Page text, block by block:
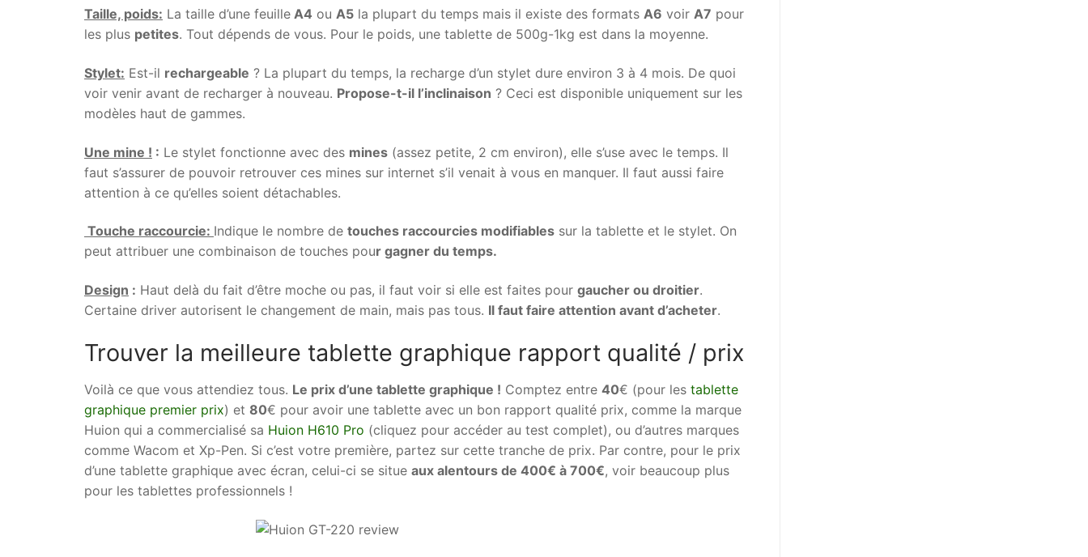
Taille, poids: La taille d’une feuille A4 ou A5 la plupart du temps mais il existe des formats A6 voir A7 pour
les plus petites. Tout dépends de vous. Pour le poids, une tablette de 500g-1kg est dans la moyenne.
Stylet: Est-il rechargeable ? La plupart du temps, la recharge d’un stylet dure environ 3 à 4 mois. De quoi
voir venir avant de recharger à nouveau. Propose-t-il l’inclinaison ? Ceci est disponible uniquement sur les
modèles haut de gammes.
Une mine ! : Le stylet fonctionne avec des mines (assez petite, 2 cm environ), elle s’use avec le temps. Il
faut s’assurer de pouvoir retrouver ces mines sur internet s’il venait à vous en manquer. Il faut aussi faire
attention à ce qu’elles soient détachables.
Touche raccourcie: Indique le nombre de touches raccourcies modifiables sur la tablette et le stylet. On
peut attribuer une combinaison de touches pour gagner du temps.
Design : Haut delà du fait d’être moche ou pas, il faut voir si elle est faites pour gaucher ou droitier.
Certaine driver autorisent le changement de main, mais pas tous. Il faut faire attention avant d’acheter.
Trouver la meilleure tablette graphique rapport qualité / prix
Voilà ce que vous attendiez tous. Le prix d’une tablette graphique ! Comptez entre 40€ (pour les tablette
graphique premier prix) et 80€ pour avoir une tablette avec un bon rapport qualité prix, comme la marque
Huion qui a commercialisé sa Huion H610 Pro (cliquez pour accéder au test complet), ou d’autres marques
comme Wacom et Xp-Pen. Si c’est votre première, partez sur cette tranche de prix. Par contre, pour le prix
d’une tablette graphique avec écran, celui-ci se situe aux alentours de 400€ à 700€, voir beaucoup plus
pour les tablettes professionnels !